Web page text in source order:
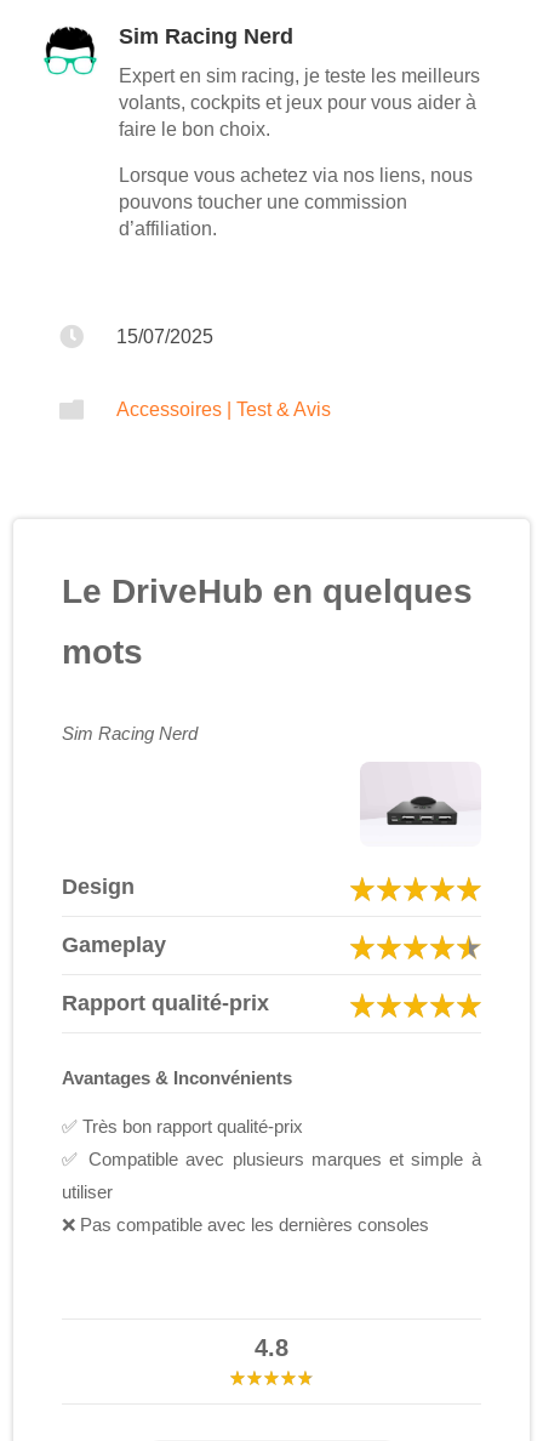
Sim Racing Nerd
Expert en sim racing, je teste les meilleurs
volants, cockpits et jeux pour vous aider à
faire le bon choix.
Lorsque vous achetez via nos liens, nous
pouvons toucher une commission
d’affiliation.
 15/07/2025
 Accessoires Test & Avis
Le DriveHub en quelques
mots
Sim Racing Nerd
Design
Gameplay
Rapport qualité-prix
Avantages & Inconvénients
✅ Très bon rapport qualité-prix
✅ Compatible avec plusieurs marques et simple à
utiliser
❌ Pas compatible avec les dernières consoles
4.8